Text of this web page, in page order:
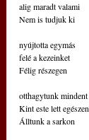
alig maradt valami
Nem is tudjuk ki
nyújtotta egymás
felé a kezeinket
Félig részegen
otthagytunk mindent
Kint este lett egészen
Álltunk a sarkon